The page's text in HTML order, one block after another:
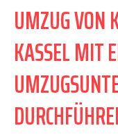
UMZUG VON
KASSEL MIT